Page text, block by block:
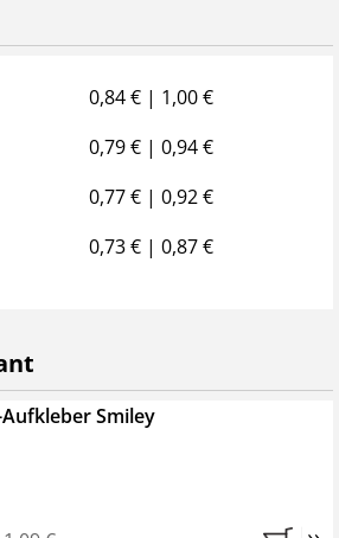
0,84 € | 1,00 €
0,79 € | 0,94 €
0,77 € | 0,92 €
0,73 € | 0,87 €
Smiley